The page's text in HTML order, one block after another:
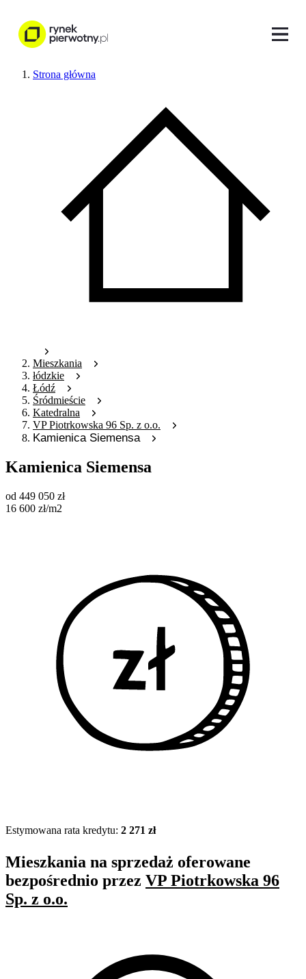
Strona główna
Mieszkania
łódzkie
Łódź
Śródmieście
Katedralna
VP Piotrkowska 96 Sp. z o.o.
Kamienica Siemensa
Kamienica Siemensa
od 449 050 zł
16 600 zł/m2
Estymowana rata kredytu: 2 271 zł
Mieszkania na sprzedaż oferowane
bezpośrednio przez VP Piotrkowska 96
Sp. z o.o.